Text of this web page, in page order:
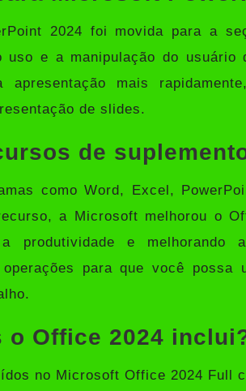
2024 foi movida para a
e a manipulação do usuário
mais
de slides.
de
como Word, Excel,
a Microsoft melhorou o
a produtividade e
para que você possa
Office 2024
no Microsoft Office 2024 Full